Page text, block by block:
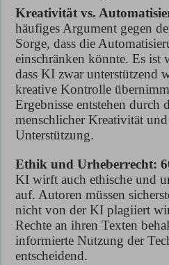
Kreativität vs.
häufiges Argument gegen
Sorge, dass die
einschränken könnte. Es ist
dass KI zwar unterstützend
kreative Kontrolle
Ergebnisse entstehen durch
menschlicher Kreativität
Unterstützung.
Ethik und Urheberrecht:
KI wirft auch ethische und
auf. Autoren müssen
nicht von der KI plagiiert
Rechte an ihren Texten
informierte Nutzung der
entscheidend.